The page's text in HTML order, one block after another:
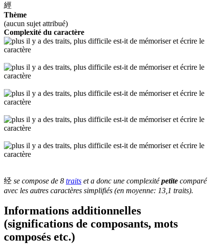
經
Thème
(aucun sujet attribué)
Complexité du caractère
经 se compose de 8 traits et a donc une complexitépetite comparé
avec les autres caractères simplifiés (en moyenne: 13,1 traits).
Informations additionnelles
(significations de composants, mots
composés etc.)